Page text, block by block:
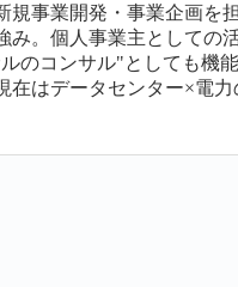
事業開発・事業企画
。個人事業主として
のコンサル"としても機
はデータセンター×電